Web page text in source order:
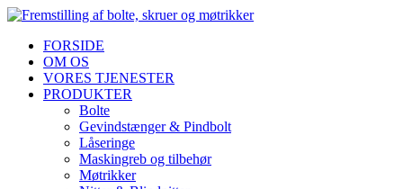
FORSIDE
OM OS
VORES TJENESTER
PRODUKTER
Bolte
Gevindstænger & Pindbolt
Låseringe
Maskingreb og tilbehør
Møtrikker